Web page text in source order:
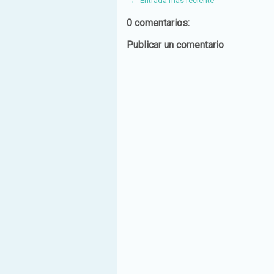
0 comentarios:
Publicar un comentario